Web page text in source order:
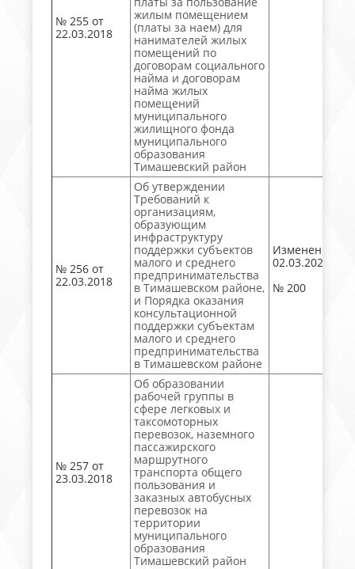
№ 255 от
22.03.2018
жилым помещением
(платы за наем) для
нанимателей жилых
помещений по
договорам социального
найма и договорам
найма жилых
помещений
муниципального
жилищного фонда
муниципального
образования
Тимашевский район
№ 256 от
22.03.2018
Об утверждении
Требований к
организациям,
образующим
инфраструктуру
поддержки субъектов
малого и среднего
предпринимательства
в Тимашевском районе,
и Порядка оказания
консультационной
поддержки субъектам
малого и среднего
предпринимательства
в Тимашевском районе
Изменен
02.03.2023
№ 200
№ 257 от
23.03.2018
Об образовании
рабочей группы в
сфере легковых и
таксомоторных
перевозок, наземного
пассажирского
маршрутного
транспорта общего
пользования и
заказных автобусных
перевозок на
территории
муниципального
образования
Тимашевский район